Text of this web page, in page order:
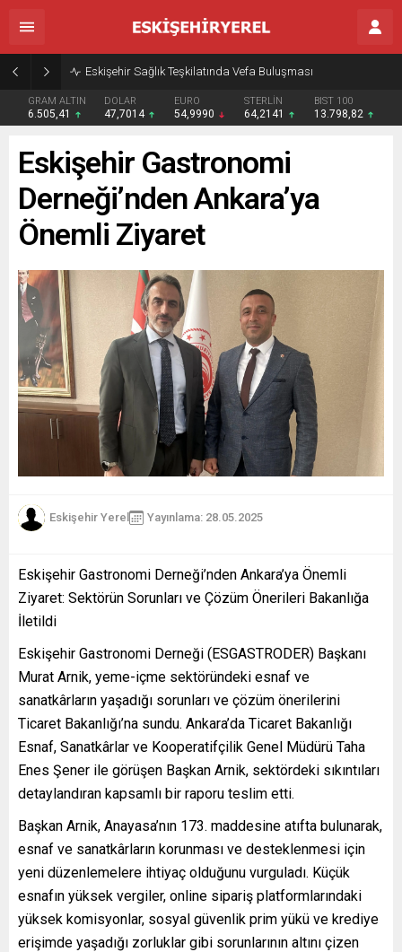
Eskişehir Sağlık Teşkilatında Vefa Buluşması
GRAM ALTIN
6.505,41
DOLAR
47,7014
EURO
54,9990
STERLİN
64,2141
BIST 100
13.798,82
Eskişehir Gastronomi
Derneği’nden Ankara’ya
Önemli Ziyaret
Eskişehir Yerel Yayınlama: 28.05.2025
Eskişehir Gastronomi Derneği’nden Ankara’ya Önemli
Ziyaret: Sektörün Sorunları ve Çözüm Önerileri Bakanlığa
İletildi
Eskişehir Gastronomi Derneği (ESGASTRODER) Başkanı
Murat Arnik, yeme-içme sektöründeki esnaf ve
sanatkârların yaşadığı sorunları ve çözüm önerilerini
Ticaret Bakanlığı’na sundu. Ankara’da Ticaret Bakanlığı
Esnaf, Sanatkârlar ve Kooperatifçilik Genel Müdürü Taha
Enes Şener ile görüşen Başkan Arnik, sektördeki sıkıntıları
detaylandıran kapsamlı bir raporu teslim etti.
Başkan Arnik, Anayasa’nın 173. maddesine atıfta bulunarak,
esnaf ve sanatkârların korunması ve desteklenmesi için
yeni düzenlemelere ihtiyaç olduğunu vurguladı. Küçük
esnafın yüksek vergiler, online sipariş platformlarındaki
yüksek komisyonlar, sosyal güvenlik prim yükü ve krediye
erişimde yaşadığı zorluklar gibi sorunlarının altını çizen